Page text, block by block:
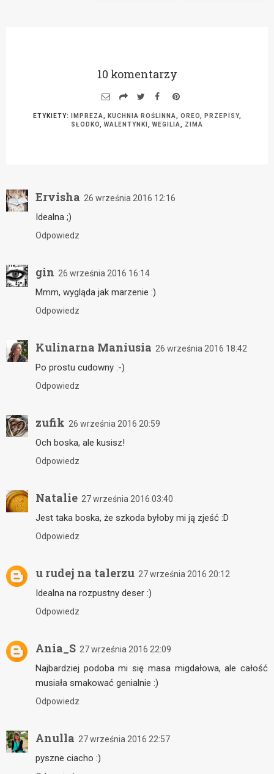
10 komentarzy
ETYKIETY: IMPREZA KUCHNIA ROŚLINNA OREO PRZEPISY,
SŁODKO
WALENTYNKI WEGILIA ZIMA
Ervisha 26 września 2016 12:16
Idealna ;)
Odpowiedz
gin 26 września 2016 16:14
Mmm, wygląda jak marzenie :)
Odpowiedz
Kulinarna Maniusia 26 września 2016 18:42
Po prostu cudowny :-)
Odpowiedz
zufik 26 września 2016 20:59
Och boska, ale kusisz!
Odpowiedz
Natalie 27 września 2016 03:40
Jest taka boska, że szkoda byłoby mi ją zjeść :D
Odpowiedz
u rudej na talerzu 27 września 2016 20:12
Idealna na rozpustny deser :)
Odpowiedz
Ania_S 27 września 2016 22:09
Najbardziej podoba mi się masa migdałowa, ale całość
musiała smakować genialnie :)
Odpowiedz
Anulla 27 września 2016 22:57
pyszne ciacho :)